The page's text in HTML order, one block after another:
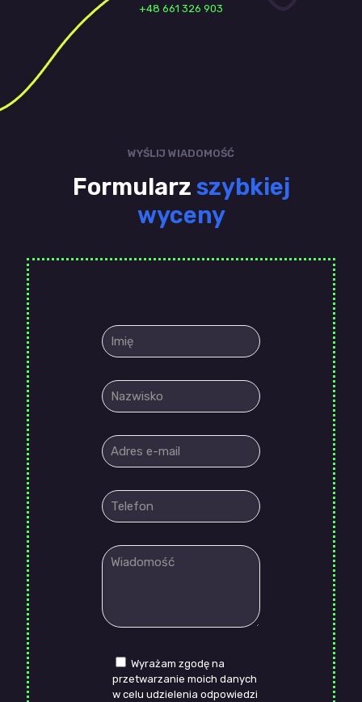
+48 661 326 903
WYŚLIJ WIADOMOŚĆ
Formularz szybkiej
wyceny
Wyrażam zgodę na
przetwarzanie moich danych
w celu udzielenia odpowiedzi